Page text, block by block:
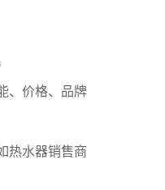
、价格、品牌
热水器销售商